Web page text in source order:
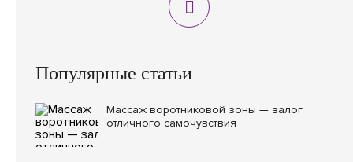
Популярные статьи
Массаж воротниковой зоны — залог
отличного самочувствия